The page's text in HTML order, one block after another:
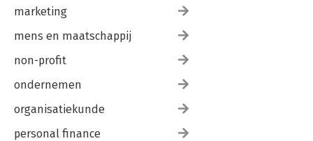
marketing
mens en maatschappij
non-profit
ondernemen
organisatiekunde
personal finance